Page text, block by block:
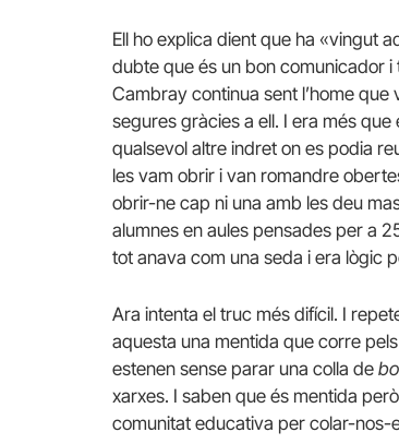
Ell ho explica dient que ha «vingut
dubte que és un bon comunicador i
Cambray continua sent l’home
segures gràcies a ell. I era més
qualsevol altre indret on es podia
les vam obrir i van romandre
obrir-ne cap ni una amb les deu
alumnes en aules pensades per a
tot anava com una seda i era lògic
Ara intenta el truc més difícil. I
aquesta una mentida que corre
estenen sense parar una colla de
xarxes. I saben que és mentida
comunitat educativa per colar-nos-